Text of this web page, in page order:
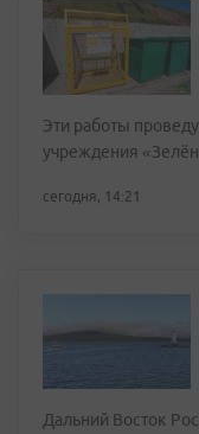
Эти работы
учреждения
сегодня, 14:21
Дальний Восток